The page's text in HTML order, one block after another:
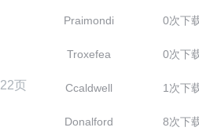
Praimondi 0次下
Troxefea 0次下
22页 Ccaldwell 1次下
Donalford 8次下